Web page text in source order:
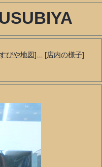
びや地図]...
[店内の様子]